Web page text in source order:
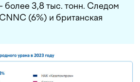
3,8 тыс. тонн. Следом
(6%) и британская